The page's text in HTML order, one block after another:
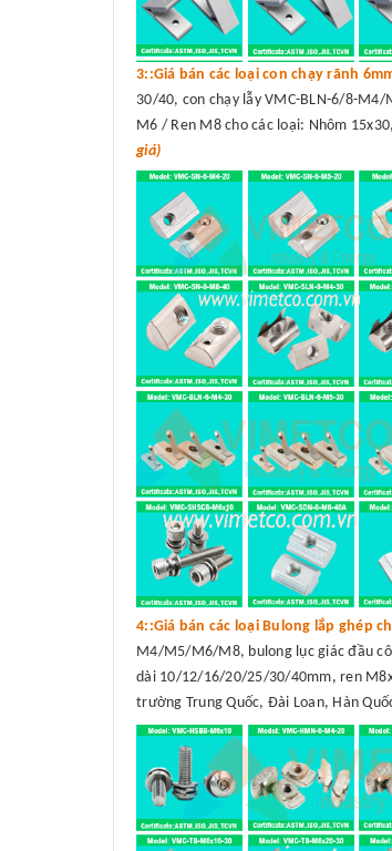
3::Giá bán các loại con chạy rãnh
30/40, con chạy lẫy VMC-BLN-6/8-
M6 / Ren M8 cho các loại: Nhôm
giá)
4::Giá bán các loại Bulong lắp ghép
M4/M5/M6/M8, bulong lục giác đầu
dài 10/12/16/20/25/30/40mm, ren M8x
trường Trung Quốc, Đài Loan, Hàn